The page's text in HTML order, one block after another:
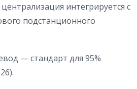
интегрируется с
подстанционного
— стандарт для 95%